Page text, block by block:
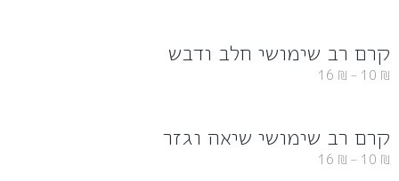
קרם רב שימושי חלב ודבש
10 ₪
–
16 ₪
קרם רב שימושי שיאה וגזר
10 ₪
–
16 ₪